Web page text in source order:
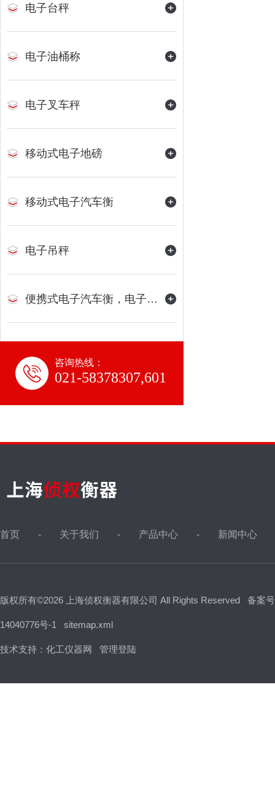
电子台秤
电子油桶称
电子叉车秤
移动式电子地磅
移动式电子汽车衡
电子吊秤
便携式电子汽车衡，电子地磅
咨询热线：
021-58378307,601
首页 关于我们 产品中心 新闻中心
版权所有©2026 上海侦权衡器有限公司 All Rights Reserved 备案
14040776号-1 sitemap.xml
技术支持： 化工仪器网 管理登陆